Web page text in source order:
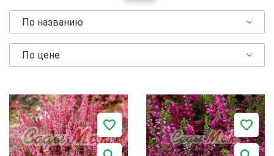
По названию
По цене